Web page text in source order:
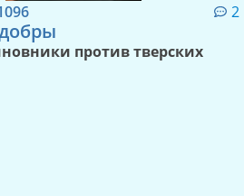
2
против тверских